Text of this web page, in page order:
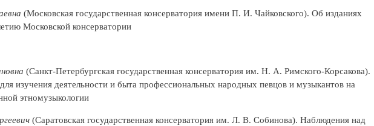
(Московская государственная консерватория имени П. И. Чайковского). Об изданиях
Московской консерватории
(Санкт-Петербургская государственная консерватория им. Н. А. Римского-Корсакова).
изучения деятельности и быта профессиональных народных певцов и музыкантов на
этномузыкологии
(Саратовская государственная консерватория им. Л. В. Собинова). Наблюдения над